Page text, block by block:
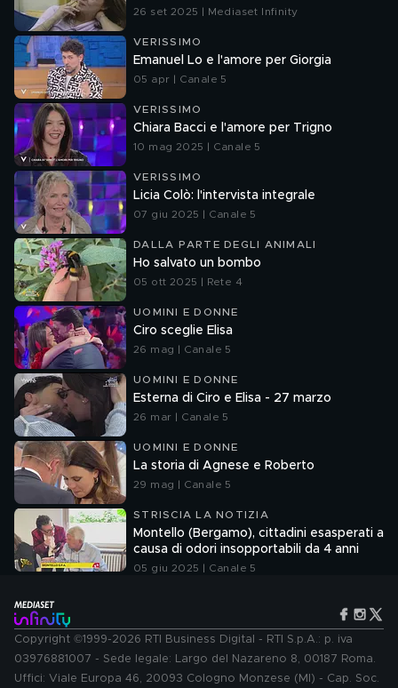
26 set 2025 | Mediaset Infinity
VERISSIMO
Emanuel Lo e l'amore per Giorgia
05 apr | Canale 5
VERISSIMO
Chiara Bacci e l'amore per Trigno
10 mag 2025 | Canale 5
VERISSIMO
Licia Colò: l'intervista integrale
07 giu 2025 | Canale 5
DALLA PARTE DEGLI ANIMALI
Ho salvato un bombo
05 ott 2025 | Rete 4
UOMINI E DONNE
Ciro sceglie Elisa
26 mag | Canale 5
UOMINI E DONNE
Esterna di Ciro e Elisa - 27 marzo
26 mar | Canale 5
UOMINI E DONNE
La storia di Agnese e Roberto
29 mag | Canale 5
STRISCIA LA NOTIZIA
Montello (Bergamo), cittadini esasperati a
causa di odori insopportabili da 4 anni
05 giu 2025 | Canale 5
Copyright ©1999-2026 RTI Business Digital - RTI S.p.A.: p. iva
03976881007 - Sede legale: Largo del Nazareno 8, 00187 Roma.
Uffici: Viale Europa 46, 20093 Cologno Monzese (MI) - Cap. Soc.